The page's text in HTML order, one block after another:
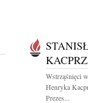
Wstrząśnięci
Henryka
Prezes...